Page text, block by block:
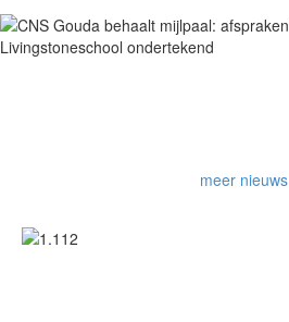
meer nieuws